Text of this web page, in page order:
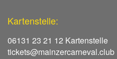
Kartenstelle:
06131 23 21 12 Kartenstelle
tickets@mainzercarneval.club